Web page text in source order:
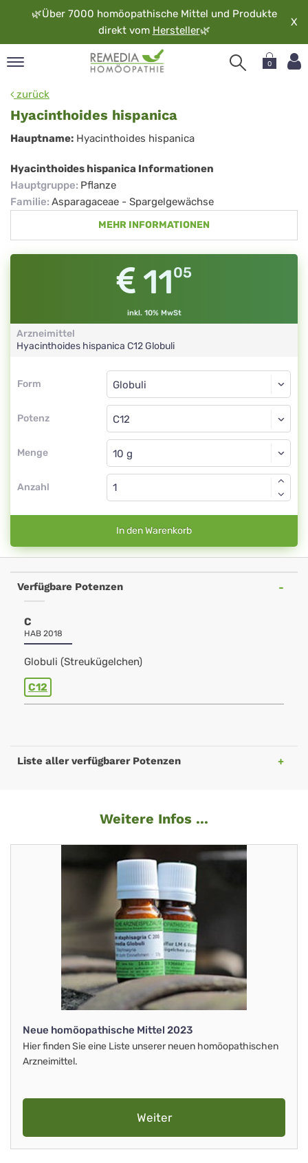
🌿Über 7000 homöopathische Mittel und Produkte
direkt vom Hersteller🌿
X
0
zurück
Hyacinthoides hispanica
Hyacinthoides
hispanica
Hauptname: Hyacinthoides hispanica
Hyacinthoides hispanica Informationen
Hauptgruppe: Pflanze
Familie: Asparagaceae - Spargelgewächse
MEHR INFORMATIONEN
1105
inkl. 10% MwSt
Arzneimittel
Hyacinthoides hispanica C12Globuli
Form
Form
Potenz
Globuli
C12
Menge
Globuli
Anzahl
In den Warenkorb
Verfügbare Potenzen
C
HAB 2018
Globuli (Streukügelchen)
C12
Liste aller verfügbarer Potenzen
Weitere Infos ...
Neue homöopathische Mittel 2023
Hier finden Sie eine Liste unserer neuen homöopathischen
Arzneimittel.
Weiter